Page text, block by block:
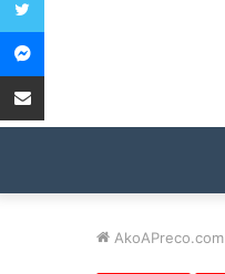
AkoAPreco.com
Messenger
Share via Email